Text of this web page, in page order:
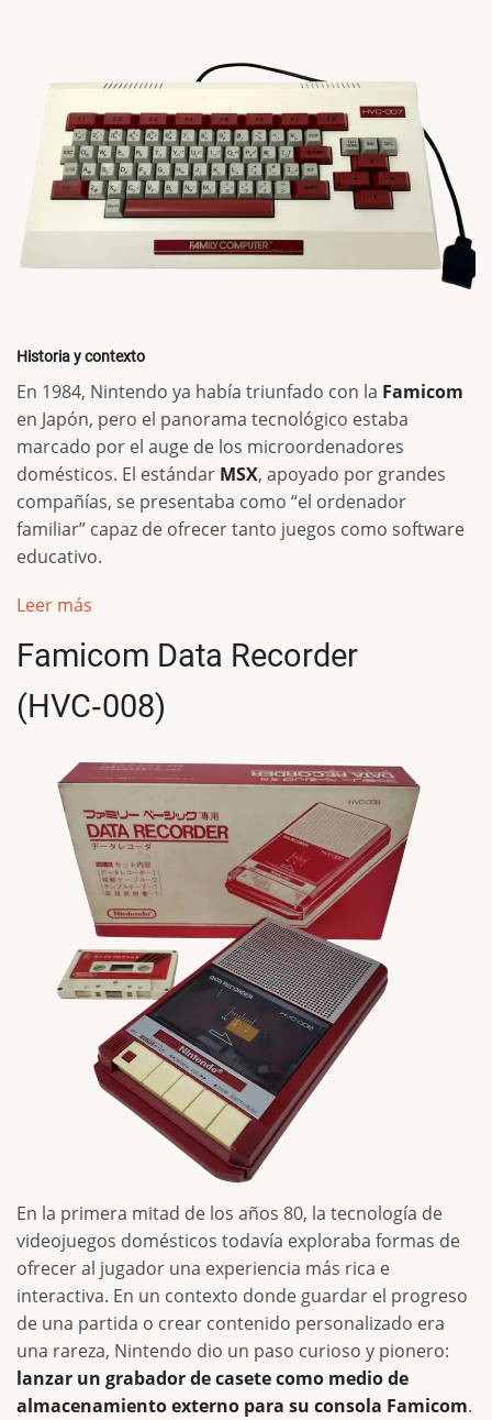
Historia y contexto
En 1984, Nintendo ya había triunfado con la Famicom
en Japón, pero el panorama tecnológico estaba
marcado por el auge de los microordenadores
domésticos. El estándar MSX, apoyado por grandes
compañías, se presentaba como “el ordenador
familiar” capaz de ofrecer tanto juegos como software
educativo.
Leer más
Famicom Data Recorder
(HVC‑008)
En la primera mitad de los años 80, la tecnología de
videojuegos domésticos todavía exploraba formas de
ofrecer al jugador una experiencia más rica e
interactiva. En un contexto donde guardar el progreso
de una partida o crear contenido personalizado era
una rareza, Nintendo dio un paso curioso y pionero:
lanzar un grabador de casete como medio de
almacenamiento externo para su consola Famicom.